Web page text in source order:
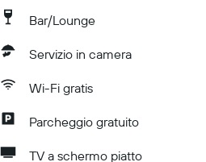
Bar/Lounge
Servizio in camera
Wi-Fi gratis
Parcheggio gratuito
TV a schermo piatto